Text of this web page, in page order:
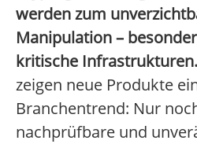
werden zum
Manipulation –
kritische Infrastrukturen.
zeigen neue Produkte
Branchentrend: Nur
nachprüfbare und